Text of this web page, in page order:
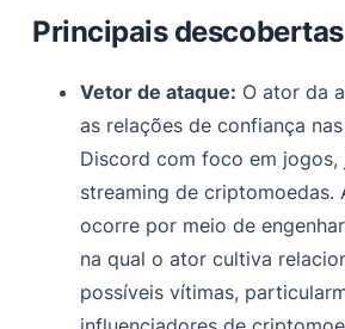
Principais descobertas
Vetor de ataque: O ator da
as relações de confiança
Discord com foco em jogos,
streaming de criptomoedas.
ocorre por meio de
na qual o ator cultiva
possíveis vítimas,